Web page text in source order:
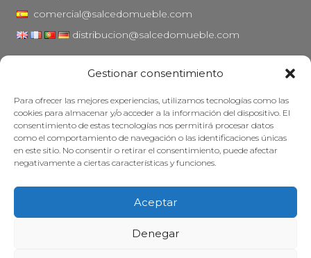
Gestionar consentimiento
Para ofrecer las mejores experiencias, utilizamos tecnologías como las
cookies para almacenar y/o acceder a la información del dispositivo. El
consentimiento de estas tecnologías nos permitirá procesar datos
como el comportamiento de navegación o las identificaciones únicas
en este sitio. No consentir o retirar el consentimiento, puede afectar
negativamente a ciertas características y funciones.
Aceptar
Denegar
comercial@salcedomueble.com
distribucion@salcedomueble.com
Aviso legal
Política de privacidad
Política de cookies
Mantener su mueble
Subvenciones